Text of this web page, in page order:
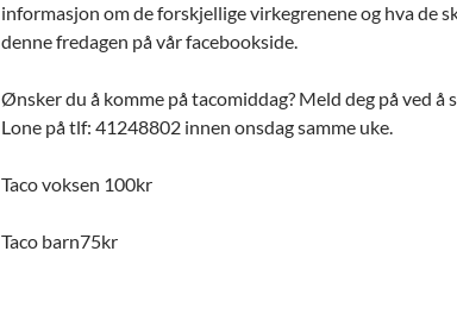
informasjon om de forskjellige virkegrenene og hva de
denne fredagen på vår facebookside.
Ønsker du å komme på tacomiddag? Meld deg på ved å
Lone på tlf: 41248802 innen onsdag samme uke.
Taco voksen 100kr
Taco barn75kr